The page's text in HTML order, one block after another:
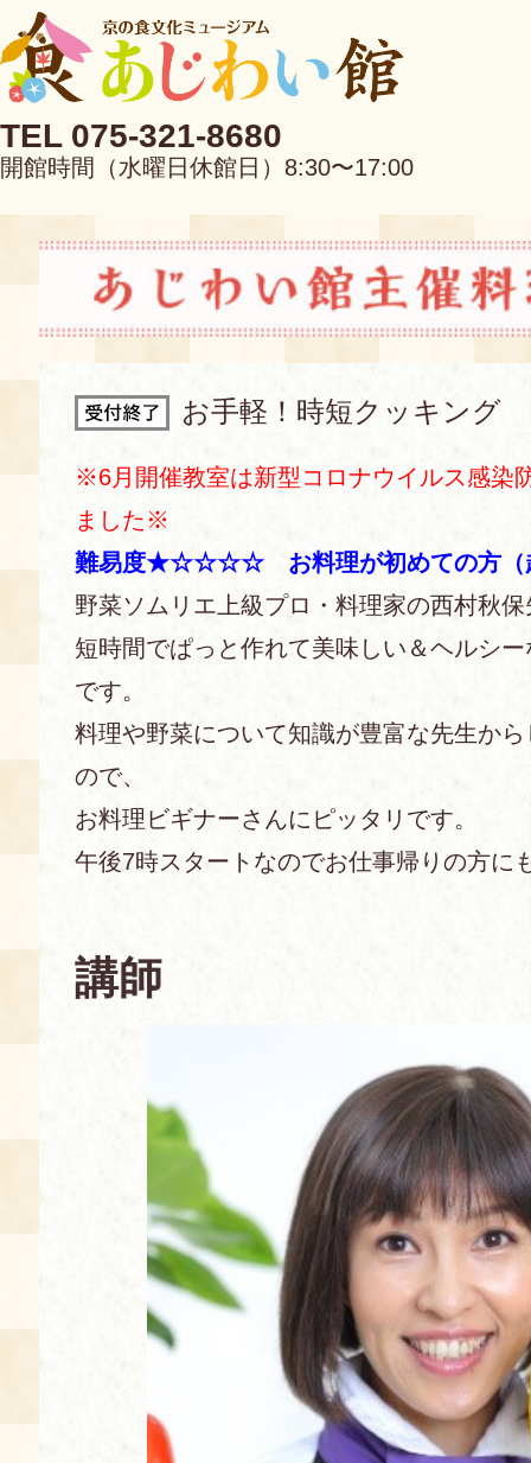
TEL 075-321-8680
開館時間（水曜日休館日）8:30〜17:00
EN 中文
当館について
あじわい館とは
FAQ
料理教室
募集中の教室
キャンセル・ご変更
お土産コーナー
空き状況・ご予約
使用料・お支払い方法
食の語り部の部屋
展示見学
講演会付き料理教室
あじわい館弁当
お手軽！時短クッキング
※6月開催教室は新型コロナウイルス感染
ました※
難易度★☆☆☆☆ お料理が初めての方（
野菜ソムリエ上級プロ・料理家の西村秋
短時間でぱっと作れて美味しい＆ヘルシ
です。
料理や野菜について知識が豊富な先生か
ので、
お料理ビギナーさんにピッタリです。
午後7時スタートなのでお仕事帰りの方に
講師